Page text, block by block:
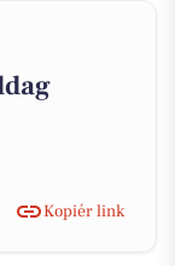
Kopiér link